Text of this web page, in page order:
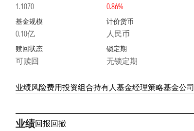
1.1070 0.86%
基金规模
0.10亿
计价货币
人民币
赎回状态
可赎回
锁定期
无锁定期
业绩风险费用投资组合持有人基金经理策略基金公司
业绩回报回撤